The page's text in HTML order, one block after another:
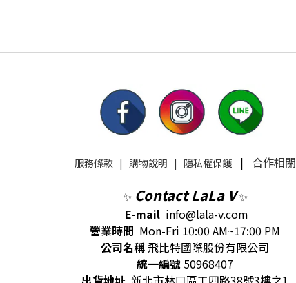
服務條款| 購物說明 | 隱私權保護| 合作相關
✨ Contact LaLa V✨
E-mail info@lala-v.com
營業時間 Mon-Fri 10:00 AM~17:00 PM
公司名稱飛比特國際股份有限公司
統一編號 50968407